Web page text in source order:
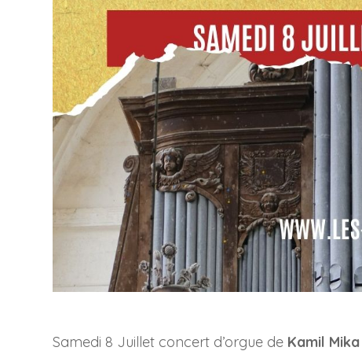
Samedi 8 Juillet concert d’orgue de Kamil Mika